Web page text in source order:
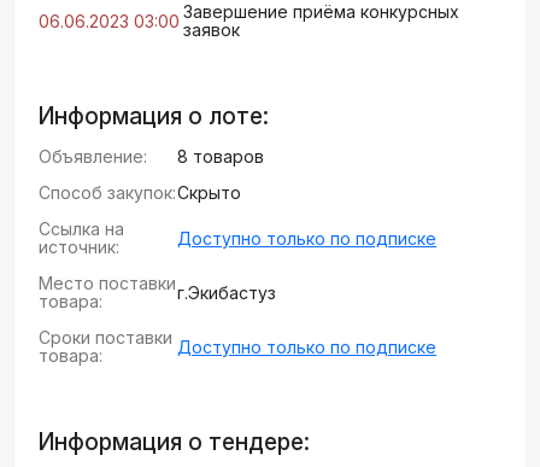
06.06.2023 03:00 Завершение приёма конкурсных
заявок
Информация о лоте:
Объявление:
8 товаров
Способ закупок:Скрыто
Ссылка на
источник:
Доступно только по подписке
Место поставки
товара:
г.Экибастуз
Сроки поставки
товара:
Доступно только по подписке
Информация о тендере: